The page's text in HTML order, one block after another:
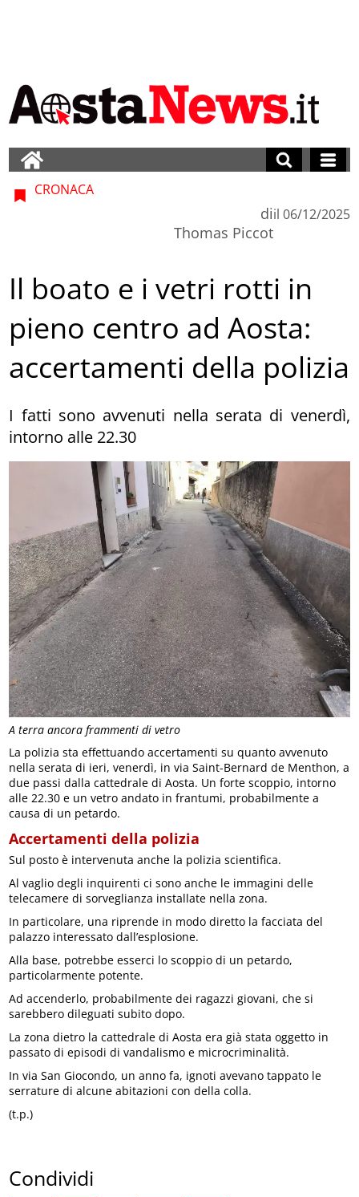
A terra ancora frammenti di vetro
CRONACA
di
Thomas Piccot
il 06/12/2025
Il boato e i vetri rotti in
pieno centro ad Aosta:
accertamenti della polizia
I fatti sono avvenuti nella serata di venerdì,
intorno alle 22.30
La polizia sta effettuando accertamenti su quanto avvenuto
nella serata di ieri, venerdì, in via Saint-Bernard de Menthon, a
due passi dalla cattedrale di Aosta. Un forte scoppio, intorno
alle 22.30 e un vetro andato in frantumi, probabilmente a
causa di un petardo.
Accertamenti della polizia
Sul posto è intervenuta anche la polizia scientifica.
Al vaglio degli inquirenti ci sono anche le immagini delle
telecamere di sorveglianza installate nella zona.
In particolare, una riprende in modo diretto la facciata del
palazzo interessato dall’esplosione.
Alla base, potrebbe esserci lo scoppio di un petardo,
particolarmente potente.
Ad accenderlo, probabilmente dei ragazzi giovani, che si
sarebbero dileguati subito dopo.
La zona dietro la cattedrale di Aosta era già stata oggetto in
passato di episodi di vandalismo e microcriminalità.
In via San Giocondo, un anno fa, ignoti avevano tappato le
serrature di alcune abitazioni con della colla.
(t.p.)
Condividi